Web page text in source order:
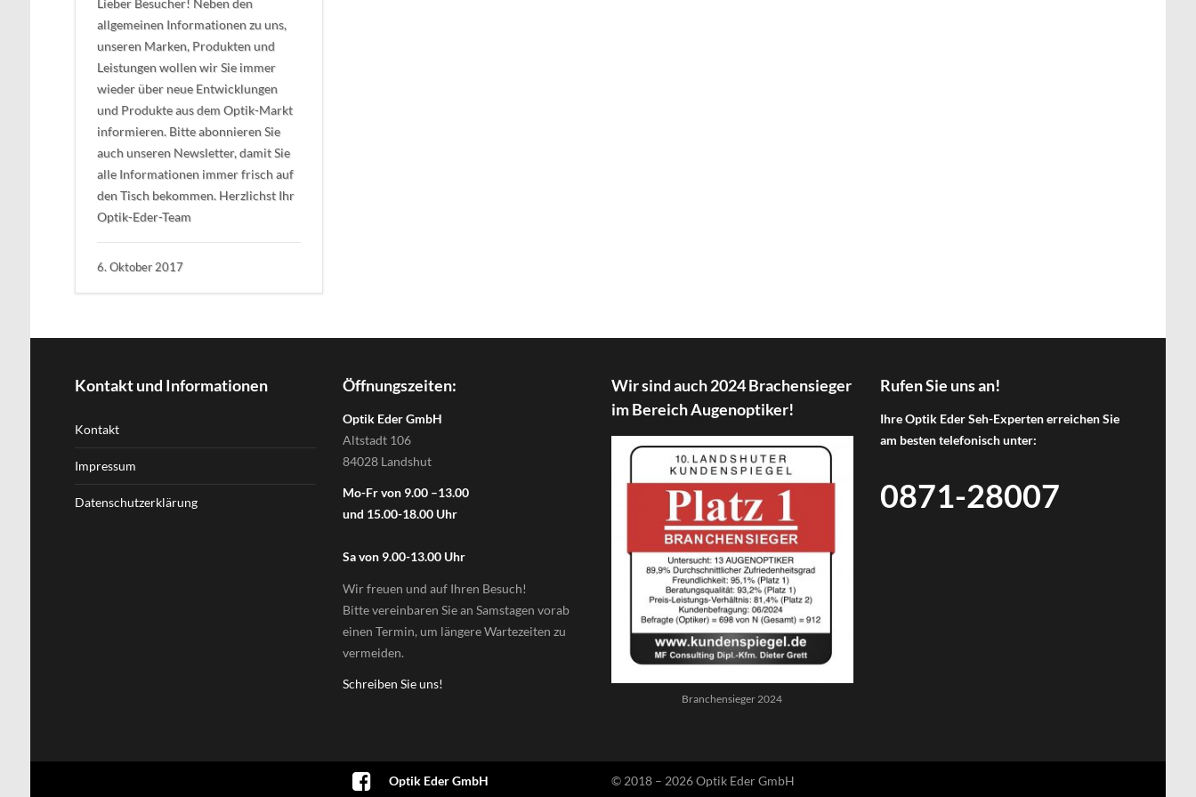
Lieber Besucher! Neben den
allgemeinen Informationen zu uns,
unseren Marken, Produkten und
Leistungen wollen wir Sie immer
wieder über neue Entwicklungen
und Produkte aus dem Optik-Markt
informieren. Bitte abonnieren Sie
auch unseren Newsletter, damit Sie
alle Informationen immer frisch auf
den Tisch bekommen. Herzlichst Ihr
Optik-Eder-Team
6. Oktober 2017
Kontakt und Informationen
Kontakt
Impressum
Datenschutzerklärung
Öffnungszeiten:
Optik Eder GmbH
Altstadt 106
84028 Landshut
Mo-Fr von 9.00 –13.00
und 15.00-18.00 Uhr
Sa von 9.00-13.00 Uhr
Wir freuen und auf Ihren Besuch!
Bitte vereinbaren Sie an Samstagen vorab
einen Termin, um längere Wartezeiten zu
vermeiden.
Schreiben Sie uns!
Wir sind auch 2024 Brachensieger
im Bereich Augenoptiker!
Branchensieger 2024
Rufen Sie uns an!
Ihre Optik Eder Seh-Experten erreichen Sie
am besten telefonisch unter:
0871-28007
Optik Eder GmbH
© 2018 – 2026 Optik Eder GmbH